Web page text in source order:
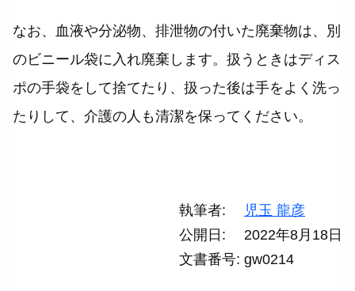
なお、血液や分泌物、排泄物の付いた廃棄物は、別
のビニール袋に入れ廃棄します。扱うときはディス
ポの手袋をして捨てたり、扱った後は手をよく洗っ
たりして、介護の人も清潔を保ってください。
執筆者
児玉 龍彦
公開日
2022年8月18日
文書番号 gw0214